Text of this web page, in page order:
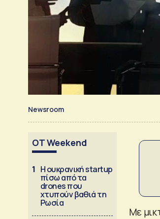
Newsroom
OT Weekend
1 Η ουκρανική startup
πίσω από τα
drones που
χτυπούν βαθιά τη
Ρωσία
Με